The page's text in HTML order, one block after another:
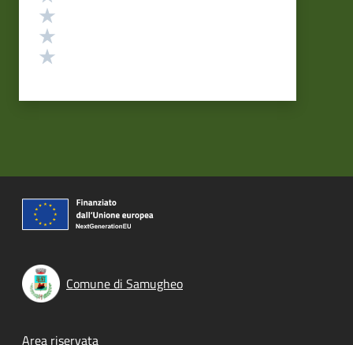
Comune di Samugheo
Area riservata